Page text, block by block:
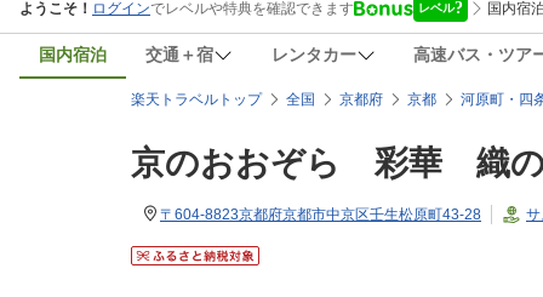
国内宿泊 交通＋宿 レンタカー 高速バス・ツア
楽天トラベルトップ 全国 京都府 京都 河原町・四
京のおおぞら 彩華 織
〒604-8823京都府京都市中京区壬生松原町43-28